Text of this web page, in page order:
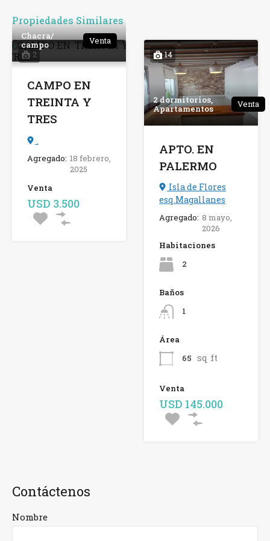
Propiedades Similares
2
Chacra/
campo
Venta
CAMPO EN
TREINTA Y
TRES
.
Agregado: 18 febrero,
2025
Venta
USD 3.500
14
2 dormitorios,
Apartamentos
Venta
APTO. EN
PALERMO
Isla de Flores
esq.Magallanes
Agregado: 8 mayo,
2026
Habitaciones
2
Baños
1
Área
65 sq ft
Venta
USD 145.000
Contáctenos
Nombre